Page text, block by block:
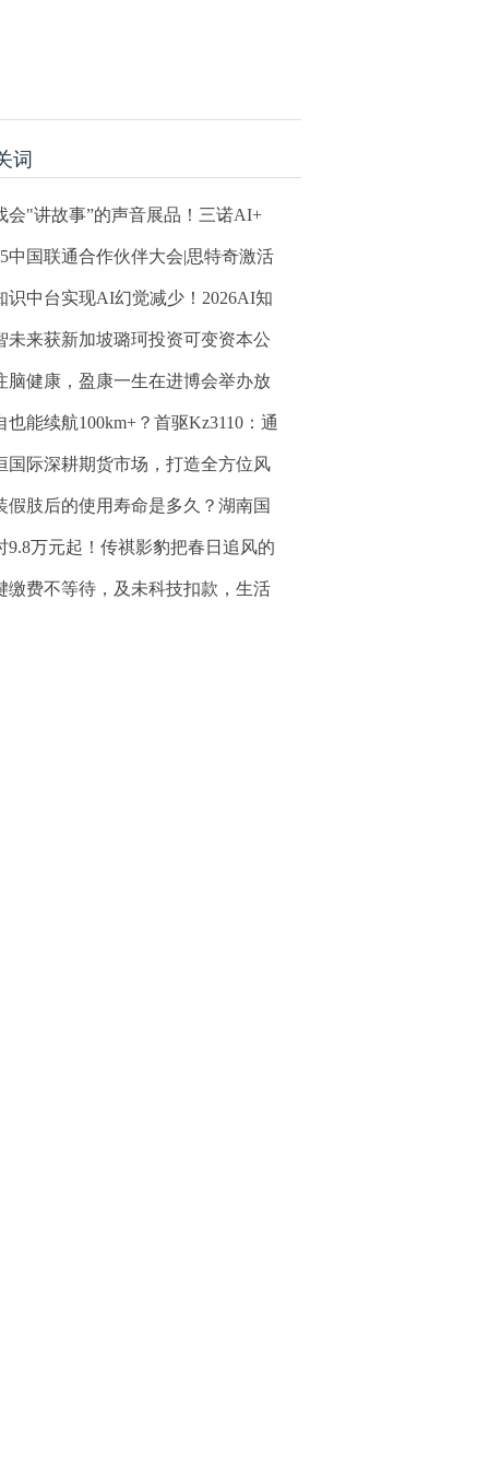
词
会"讲故事”的声音展品！三诺AI+
中国联通合作伙伴大会|思特奇激活
识中台实现AI幻觉减少！2026AI知
未来获新加坡璐珂投资可变资本公
脑健康，盈康一生在进博会举办放
也能续航100km+？首驱Kz3110：通
国际深耕期货市场，打造全方位风
假肢后的使用寿命是多久？湖南国
9.8万元起！传祺影豹把春日追风的
缴费不等待，及未科技扣款，生活